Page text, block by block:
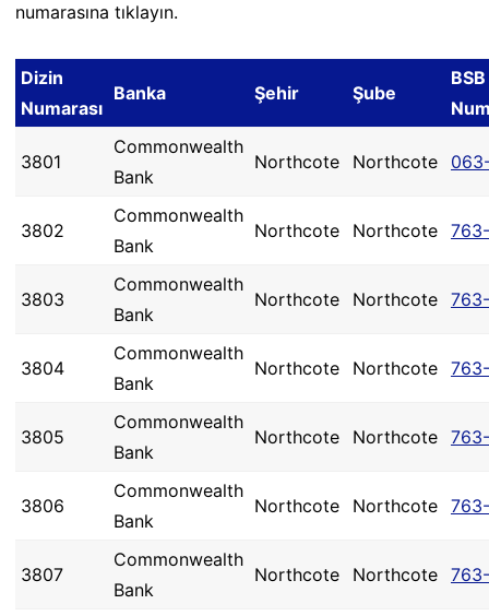
numarasına tıklayın.
Dizin
Numarası
Banka Şehir Şube
BSB
3801
Commonwealth
Bank
Northcote Northcote
3802
Commonwealth
Bank
Northcote Northcote
3803
Commonwealth
Bank
Northcote Northcote
3804
Commonwealth
Bank
Northcote Northcote
3805
Commonwealth
Bank
Northcote Northcote
3806
Commonwealth
Bank
Northcote Northcote
3807
Commonwealth
Bank
Northcote Northcote